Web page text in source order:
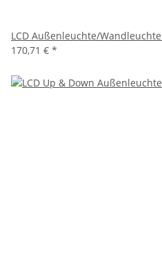
LCD Außenleuchte/
170,71 € *